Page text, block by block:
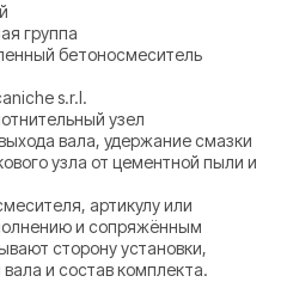
группа
бетоносмеситель
s.r.l.
узел
вала, удержание смазки
узла от цементной пыли и
артикулу или
и сопряжённым
сторону установки,
и состав комплекта.